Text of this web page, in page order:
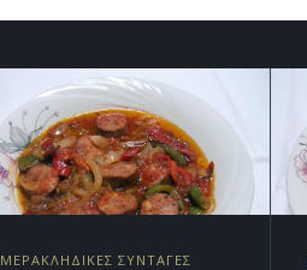
ΜΕΡΑΚΛΗΔΙΚΕΣ ΣΥΝΤΑΓΕΣ